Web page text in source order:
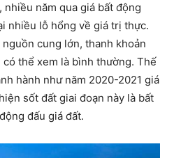
năm qua giá bất động
nhiều lỗ hổng về giá trị thực.
cung lớn, thanh khoản
thể xem là bình thường. Thế
hành như năm 2020-2021 giá
sốt đất giai đoạn này là bất
đấu giá đất.